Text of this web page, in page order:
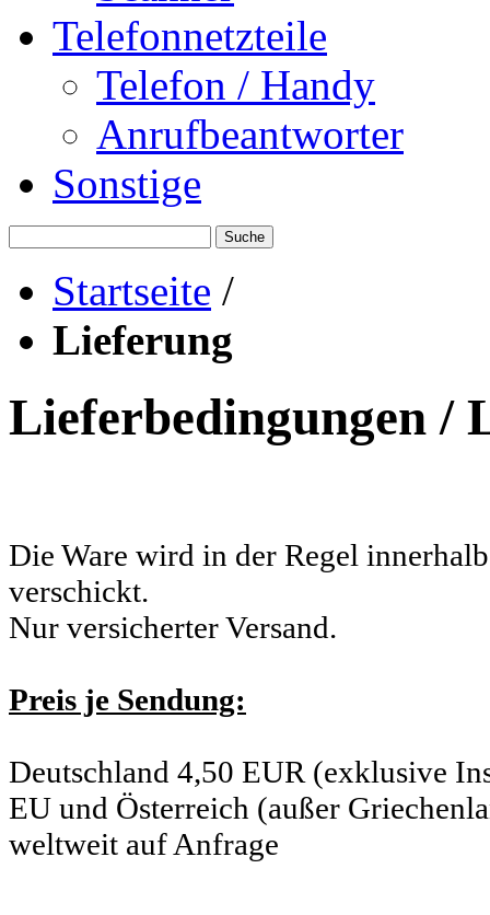
Telefonnetzteile
Telefon / Handy
Anrufbeantworter
Sonstige
Suche
Startseite /
Lieferung
Lieferbedingungen /
Die Ware wird in der Regel
verschickt.
Nur versicherter Versand.
Preis je Sendung:
Deutschland 4,50 EUR (exklusive
EU und Österreich (außer
weltweit auf Anfrage